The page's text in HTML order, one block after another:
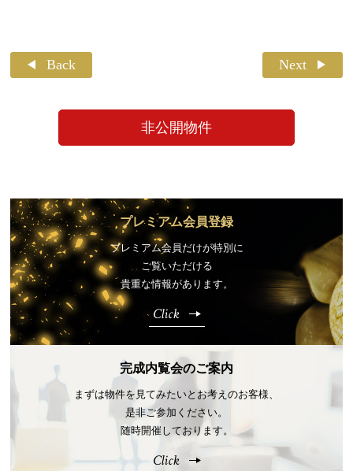
Back Next
非公開物件
プレミアム会員登録
プレミアム会員だけが特別に
ご覧いただける
貴重な情報があります。
Click
完成内覧会のご案内
まずは物件を見てみたいとお考えのお客様、
是非ご参加ください。
随時開催しております。
Click